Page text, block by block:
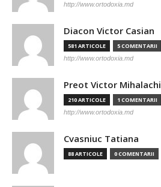
http://www.ortodoxia.md
Diacon Victor Casian
581 ARTICOLE 5 COMENTARII
http://www.ortodoxia.md
Preot Victor Mihalachi
210 ARTICOLE 1 COMENTARII
http://www.ortodoxia.md
Cvasniuc Tatiana
88 ARTICOLE 0 COMENTARII